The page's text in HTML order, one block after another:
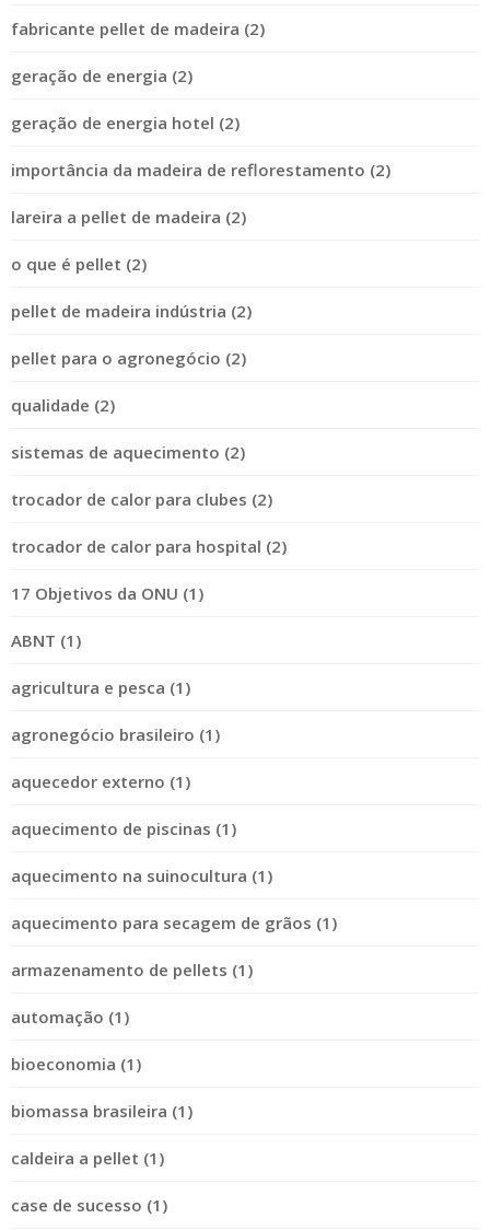
fabricante pellet de madeira (2)
geração de energia (2)
geração de energia hotel (2)
importância da madeira de reflorestamento (2)
lareira a pellet de madeira (2)
o que é pellet (2)
pellet de madeira indústria (2)
pellet para o agronegócio (2)
qualidade (2)
sistemas de aquecimento (2)
trocador de calor para clubes (2)
trocador de calor para hospital (2)
17 Objetivos da ONU (1)
ABNT (1)
agricultura e pesca (1)
agronegócio brasileiro (1)
aquecedor externo (1)
aquecimento de piscinas (1)
aquecimento na suinocultura (1)
aquecimento para secagem de grãos (1)
armazenamento de pellets (1)
automação (1)
bioeconomia (1)
biomassa brasileira (1)
caldeira a pellet (1)
case de sucesso (1)